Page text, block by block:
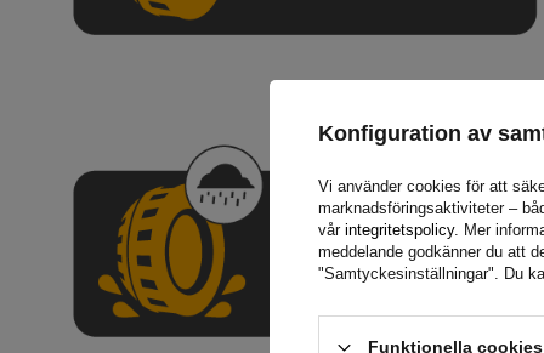
Konfiguration av
Vi använder cookies för att
marknadsföringsaktiviteter –
vår integritetspolicy. Mer
meddelande godkänner du att
"Samtyckesinställningar". Du
Funktionella